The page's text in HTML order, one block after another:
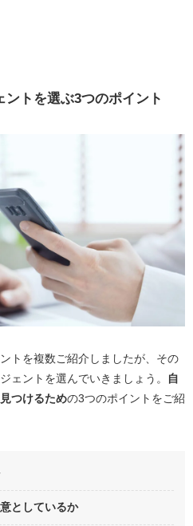
ントを選ぶ3つのポイント
トを複数ご紹介しましたが、その
ェントを選んでいきましょう。
自
つけるための3つのポイントをご紹
としているか